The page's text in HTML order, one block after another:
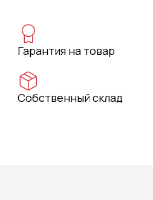
Гарантия на товар
Собственный склад